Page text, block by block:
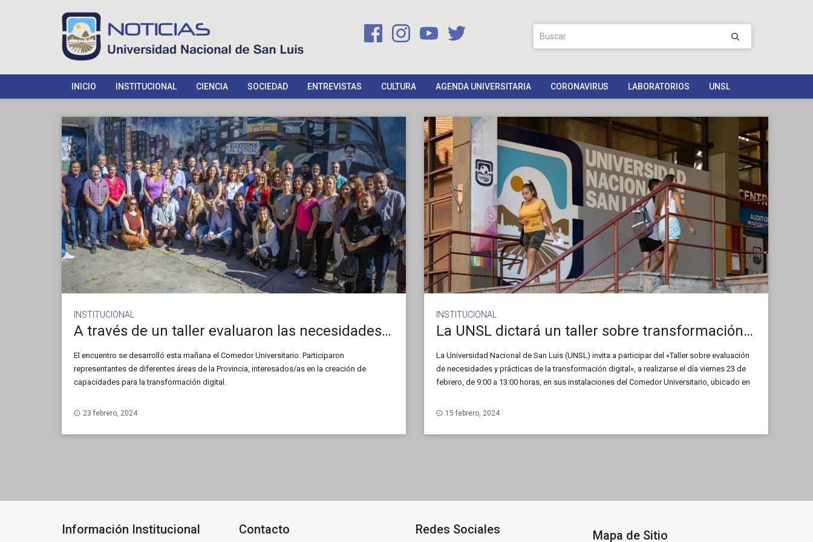
INICIO INSTITUCIONAL CIENCIA SOCIEDAD ENTREVISTAS CULTURA AGENDA UNIVERSITARIA CORONAVIRUS LABORATORIOS UNSL
INSTITUCIONAL
A través de un taller evaluaron las necesidades y prácticas de la transformación digital
El encuentro se desarrolló esta mañana el Comedor Universitario. Participaron
representantes de diferentes áreas de la Provincia, interesados/as en la creación de
capacidades para la transformación digital.
23 febrero, 2024
INSTITUCIONAL
La UNSL dictará un taller sobre transformación digital
La Universidad Nacional de San Luis (UNSL) invita a participar del «Taller sobre evaluación
de necesidades y prácticas de la transformación digital», a realizarse el día viernes 23 de
febrero, de 9:00 a 13:00 horas, en sus instalaciones del Comedor Universitario, ubicado en
15 febrero, 2024
Información Institucional Contacto Redes Sociales Mapa de Sitio